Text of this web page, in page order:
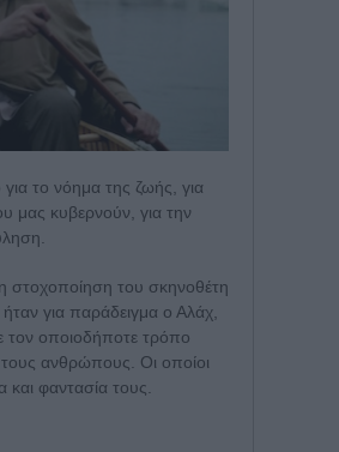
το νόημα της ζωής, για
μας κυβερνούν, για την
στοχοποίηση του σκηνοθέτη
για παράδειγμα ο Αλάχ,
τον οποιοδήποτε τρόπο
τους ανθρώπους. Οι οποίοι
και φαντασία τους.